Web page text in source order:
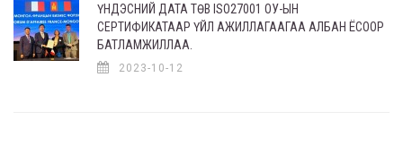
ҮНДЭСНИЙ ДАТА ТӨВ ISO27001 ОУ-ЫН
СЕРТИФИКАТААР ҮЙЛ АЖИЛЛАГААГАА АЛБАН ЁСООР
БАТЛАМЖИЛЛАА.
2023-10-12